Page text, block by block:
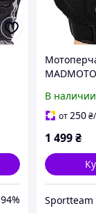
94%
размеры
В наличии
от 250 ₴
1 499 ₴
Sportteam